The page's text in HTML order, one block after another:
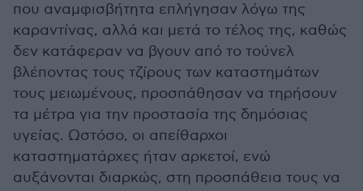
που αναμφισβήτητα επλήγησαν λόγω της
καραντίνας, αλλά και μετά το τέλος της, καθώς
δεν κατάφεραν να βγουν από το τούνελ
βλέποντας τους τζίρους των καταστημάτων
τους μειωμένους, προσπάθησαν να τηρήσουν
τα μέτρα για την προστασία της δημόσιας
υγείας. Ωστόσο, οι απείθαρχοι
καταστηματάρχες ήταν αρκετοί, ενώ
αυξάνονται διαρκώς, στη προσπάθεια τους να